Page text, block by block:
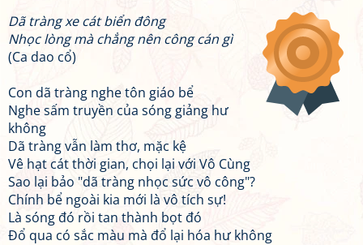
Dã tràng xe cát biển đông
Nhọc lòng mà chẳng nên công cán gì
(Ca dao cổ)
Con dã tràng nghe tôn giáo bể
Nghe sấm truyền của sóng giảng hư
không
Dã tràng vẫn làm thơ, mặc kệ
Vê hạt cát thời gian, chọi lại với Vô Cùng
Sao lại bảo "dã tràng nhọc sức vô công"?
Chính bể ngoài kia mới là vô tích sự!
Là sóng đó rồi tan thành bọt đó
Đổ qua có sắc màu mà đổ lại hóa hư không